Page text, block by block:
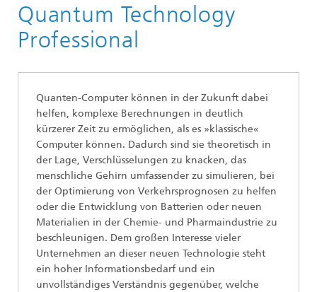
Quality Engineering
Projekte
Quantum Technology
Professional
Quanten-Computer können in der Zukunft dabei
helfen, komplexe Berechnungen in deutlich
kürzerer Zeit zu ermöglichen, als es »klassische«
Computer können. Dadurch sind sie theoretisch in
der Lage, Verschlüsselungen zu knacken, das
menschliche Gehirn umfassender zu simulieren, bei
der Optimierung von Verkehrsprognosen zu helfen
oder die Entwicklung von Batterien oder neuen
Materialien in der Chemie- und Pharmaindustrie zu
beschleunigen. Dem großen Interesse vieler
Unternehmen an dieser neuen Technologie steht
ein hoher Informationsbedarf und ein
unvollständiges Verständnis gegenüber, welche